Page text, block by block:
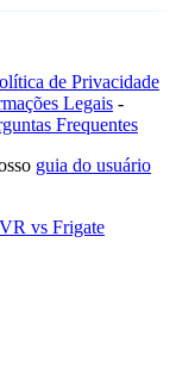
de Privacidade
Legais -
Frequentes
guia do usuário
vs Frigate